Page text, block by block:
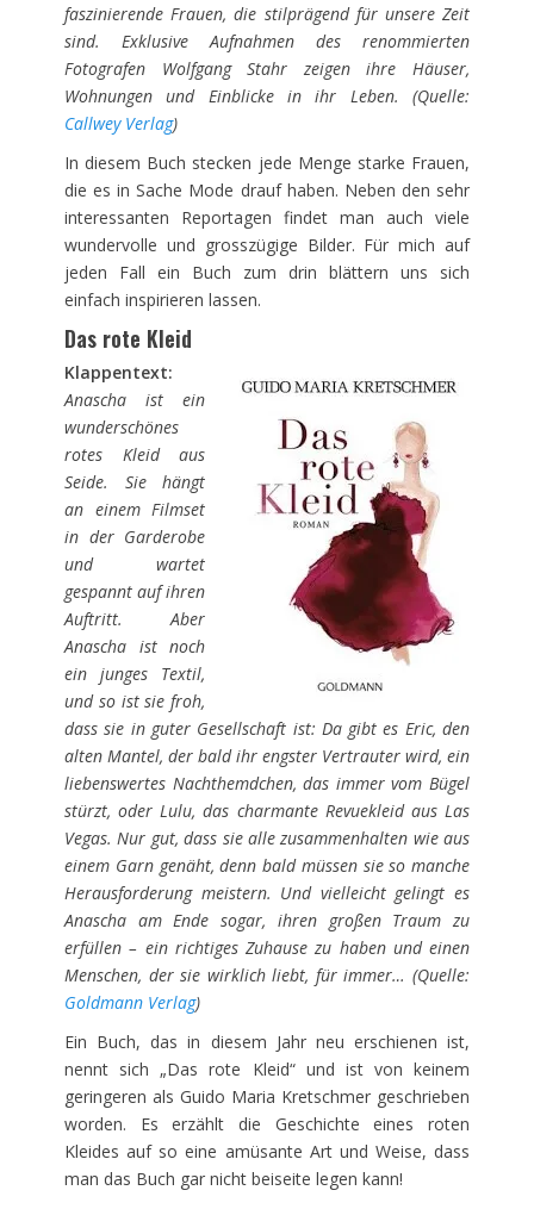
faszinierende Frauen, die stilprägend für unsere Zeit
sind. Exklusive Aufnahmen des renommierten
Fotografen Wolfgang Stahr zeigen ihre Häuser,
Wohnungen und Einblicke in ihr Leben. (Quelle:
Callwey Verlag)
In diesem Buch stecken jede Menge starke Frauen,
die es in Sache Mode drauf haben. Neben den sehr
interessanten Reportagen findet man auch viele
wundervolle und grosszügige Bilder. Für mich auf
jeden Fall ein Buch zum drin blättern uns sich
einfach inspirieren lassen.
Das rote Kleid
Klappentext:
Anascha ist ein
wunderschönes
rotes Kleid aus
Seide. Sie hängt
an einem Filmset
in der Garderobe
und wartet
gespannt auf ihren
Auftritt. Aber
Anascha ist noch
ein junges Textil,
und so ist sie froh,
dass sie in guter Gesellschaft ist: Da gibt es Eric, den
alten Mantel, der bald ihr engster Vertrauter wird, ein
liebenswertes Nachthemdchen, das immer vom Bügel
stürzt, oder Lulu, das charmante Revuekleid aus Las
Vegas. Nur gut, dass sie alle zusammenhalten wie aus
einem Garn genäht, denn bald müssen sie so manche
Herausforderung meistern. Und vielleicht gelingt es
Anascha am Ende sogar, ihren großen Traum zu
erfüllen – ein richtiges Zuhause zu haben und einen
Menschen, der sie wirklich liebt, für immer… (Quelle:
Goldmann Verlag)
Ein Buch, das in diesem Jahr neu erschienen ist,
nennt sich „Das rote Kleid“ und ist von keinem
geringeren als Guido Maria Kretschmer geschrieben
worden. Es erzählt die Geschichte eines roten
Kleides auf so eine amüsante Art und Weise, dass
man das Buch gar nicht beiseite legen kann!